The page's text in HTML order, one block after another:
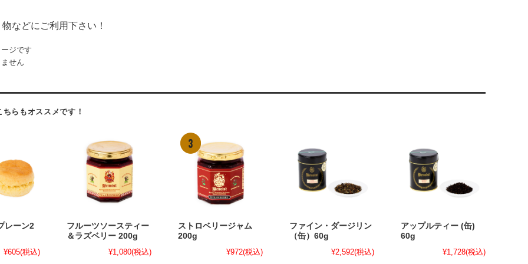
などにご利用下さい！
ジです
せん
らもオススメです！
レーン2
¥605(税込)
フルーツソースティー
＆ラズベリー 200g
¥1,080(税込)
ストロベリージャム
200g
¥972(税込)
ファイン・ダージリン
（缶）60g
¥2,592(税込)
アップルティー (缶)
60g
¥1,728(税込)